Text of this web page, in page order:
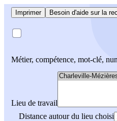
Imprimer Besoin d'aide sur la
Métier, compétence, mot-clé,
Lieu de travail
Distance autour du lieu choisi